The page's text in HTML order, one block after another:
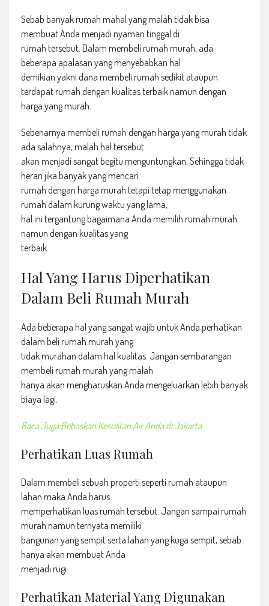
Sebab banyak rumah mahal yang malah tidak bisa
membuat Anda menjadi nyaman tinggal di
rumah tersebut. Dalam membeli rumah murah, ada
beberapa apalasan yang menyebabkan hal
demikian yakni dana membeli rumah sedikit ataupun
terdapat rumah dengan kualitas terbaik namun dengan
harga yang murah.
Sebenarnya membeli rumah dengan harga yang murah tidak
ada salahnya, malah hal tersebut
akan menjadi sangat begitu menguntungkan. Sehingga tidak
heran jika banyak yang mencari
rumah dengan harga murah tetapi tetap menggunakan
rumah dalam kurung waktu yang lama,
hal ini tergantung bagaimana Anda memilih rumah murah
namun dengan kualitas yang
terbaik.
Hal Yang Harus Diperhatikan
Dalam Beli Rumah Murah
Ada beberapa hal yang sangat wajib untuk Anda perhatikan
dalam beli rumah murah yang
tidak murahan dalam hal kualitas. Jangan sembarangan
membeli rumah murah yang malah
hanya akan mengharuskan Anda mengeluarkan lebih banyak
biaya lagi.
Baca Juga:Bebaskan Kesulitan Air Anda di Jakarta
Perhatikan Luas Rumah
Dalam membeli sebuah properti seperti rumah ataupun
lahan maka Anda harus
memperhatikan luas rumah tersebut. Jangan sampai rumah
murah namun ternyata memiliki
bangunan yang sempit serta lahan yang kuga sempit, sebab
hanya akan membuat Anda
menjadi rugi.
Perhatikan Material Yang Digunakan